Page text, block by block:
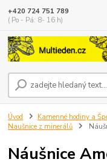
+420 724 751 789
( Po - Pá: 8- 16 h)
Úvod Kamenné hodiny a
Naušnice z minerálů
Náušnice